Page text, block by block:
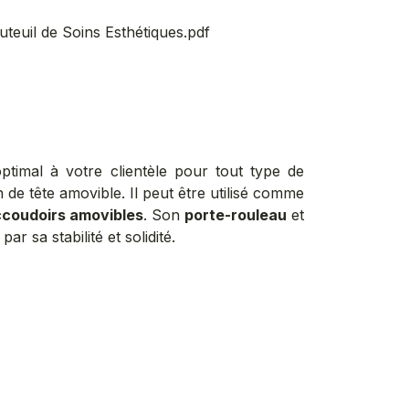
de Soins Esthétiques.pdf
à votre clientèle pour tout type de
tête amovible. Il peut être utilisé comme
amovibles. Son porte-rouleau et
sa stabilité et solidité.